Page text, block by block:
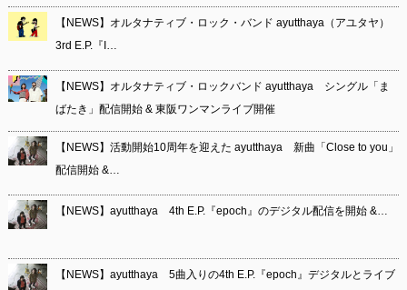
【NEWS】オルタナティブ・ロック・バンド ayutthaya（アユタヤ）
3rd E.P.『I…
【NEWS】オルタナティブ・ロックバンド ayutthaya シングル「ま
ばたき」配信開始 & 東阪ワンマンライブ開催
【NEWS】活動開始10周年を迎えた ayutthaya 新曲「Close to you」
配信開始 &…
【NEWS】ayutthaya 4th E.P.『epoch』のデジタル配信を開始 &…
【NEWS】ayutthaya 5曲入りの4th E.P.『epoch』デジタルとライブ